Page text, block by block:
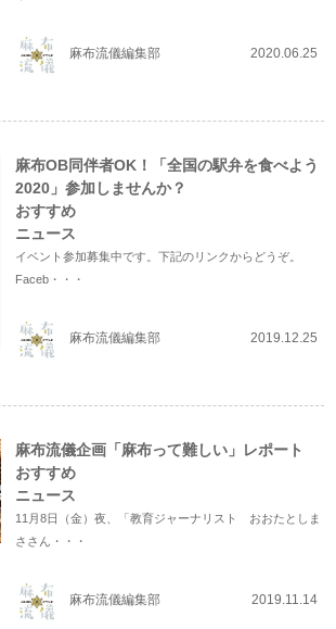
麻布流儀編集部 2020.06.25
麻布OB同伴者OK！「全国の駅弁を食べよう
2020」参加しませんか？
おすすめ
ニュース
イベント参加募集中です。下記のリンクからどうぞ。
Faceb・・・
麻布流儀編集部 2019.12.25
麻布流儀企画「麻布って難しい」レポート
おすすめ
ニュース
11月8日（金）夜、「教育ジャーナリスト おおたとしま
ささん・・・
麻布流儀編集部 2019.11.14